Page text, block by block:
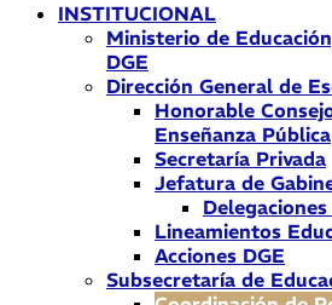
INSTITUCIONAL
Ministerio de
DGE
Dirección General de
Honorable
Enseñanza Pública
Secretaría Privada
Jefatura de
Lineamientos
Acciones DGE
Subsecretaría de